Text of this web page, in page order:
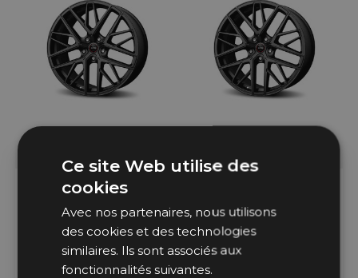
En Stock
Momo RFX-01 22x11.5" 5x120
Momo RFX-01 22x11.5" 5x130
Ce site Web utilise des
cookies
Avec nos partenaires, nous utilisons
des cookies et des technologies
similaires. Ils sont associés aux
fonctionnalités suivantes.